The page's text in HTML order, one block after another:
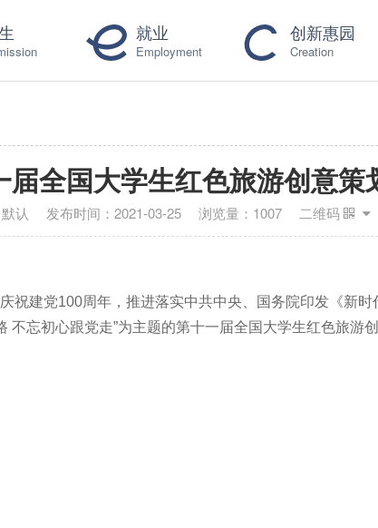
就业
Employment
创新惠园
Creation
届全国大学生红色旅游创意策
默认 发布时间： 2021-03-25 浏览量： 1007 二维码
祝建党100周年，推进落实中共中央、国务院印发《新
不忘初心跟党走”为主题的第十一届全国大学生红色旅游